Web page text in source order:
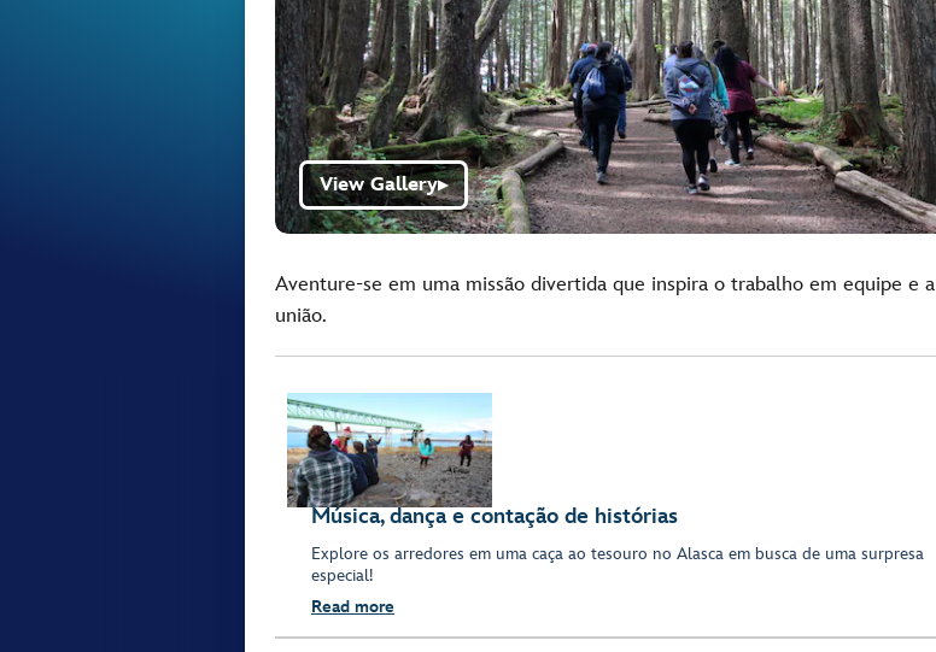
View Gallery▶
Aventure-se em uma missão divertida que inspira o trabalho em equipe e a
união.
Música, dança e contação de histórias
Explore os arredores em uma caça ao tesouro no Alasca em busca de uma surpresa
especial!
Read more